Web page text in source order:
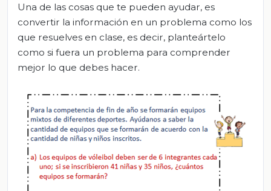
Una de las cosas que te pueden ayudar, es
convertir la información en un problema como los
que resuelves en clase, es decir, planteártelo
como si fuera un problema para comprender
mejor lo que debes hacer.